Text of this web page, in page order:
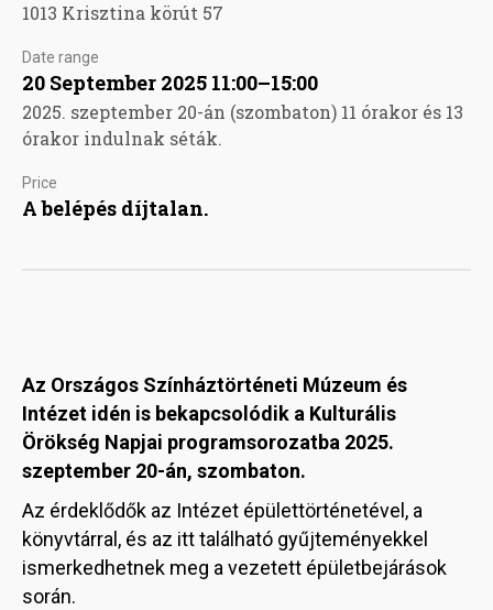
1013 Krisztina körút 57
Date range
20 September 2025 11:00–15:00
2025. szeptember 20-án (szombaton) 11 órakor és 13
órakor indulnak séták.
Price
A belépés díjtalan.
Az Országos Színháztörténeti Múzeum és
Intézet idén is bekapcsolódik a Kulturális
Örökség Napjai programsorozatba 2025.
szeptember 20-án, szombaton.
Az érdeklődők az Intézet épülettörténetével, a
könyvtárral, és az itt található gyűjteményekkel
ismerkedhetnek meg a vezetett épületbejárások
során.